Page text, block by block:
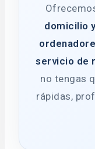
domicilio
servicio de
no tengas
rápidas,